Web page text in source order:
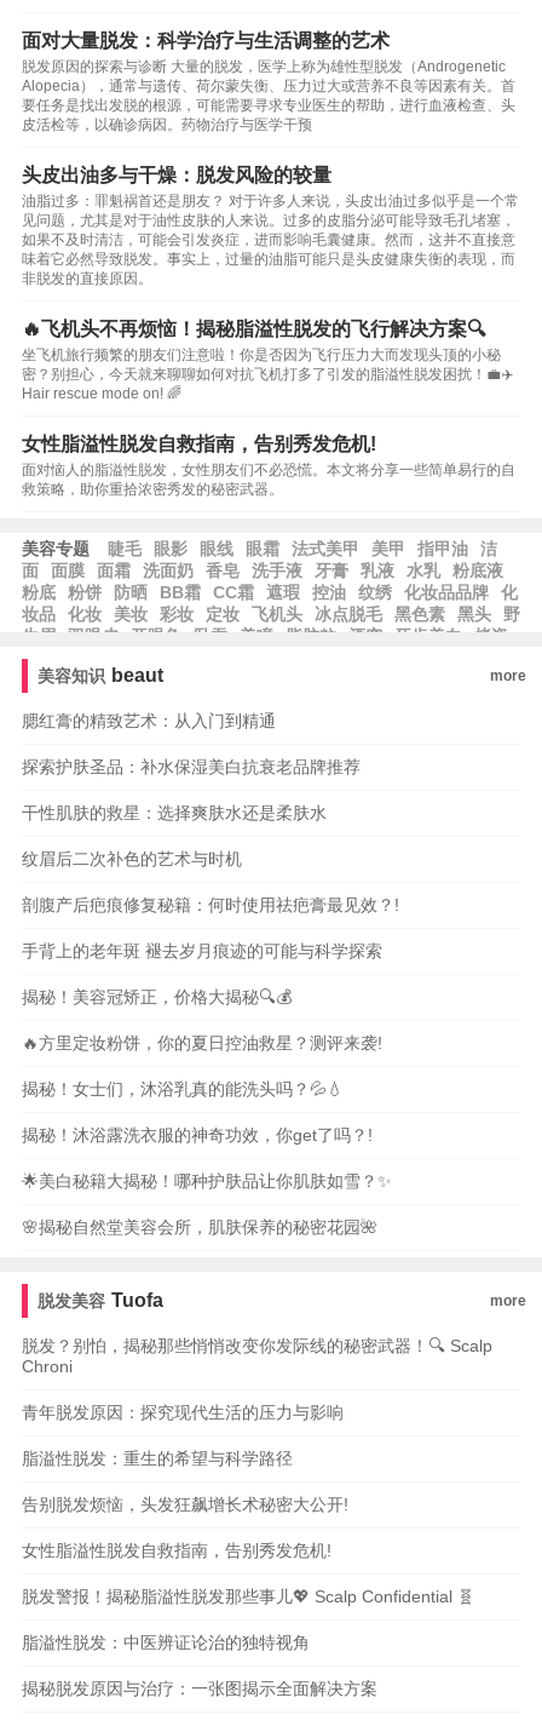
面对大量脱发：科学治疗与生活调整的艺术
脱发原因的探索与诊断 大量的脱发，医学上称为雄性型脱发（Androgenetic
Alopecia），通常与遗传、荷尔蒙失衡、压力过大或营养不良等因素有关。首
要任务是找出发脱的根源，可能需要寻求专业医生的帮助，进行血液检查、头
皮活检等，以确诊病因。药物治疗与医学干预
头皮出油多与干燥：脱发风险的较量
油脂过多：罪魁祸首还是朋友？ 对于许多人来说，头皮出油过多似乎是一个常
见问题，尤其是对于油性皮肤的人来说。过多的皮脂分泌可能导致毛孔堵塞，
如果不及时清洁，可能会引发炎症，进而影响毛囊健康。然而，这并不直接意
味着它必然导致脱发。事实上，过量的油脂可能只是头皮健康失衡的表现，而
非脱发的直接原因。
🔥飞机头不再烦恼！揭秘脂溢性脱发的飞行解决方案🔍
坐飞机旅行频繁的朋友们注意啦！你是否因为飞行压力大而发现头顶的小秘
密？别担心，今天就来聊聊如何对抗飞机打多了引发的脂溢性脱发困扰！💼✈️
Hair rescue mode on! 🌈
女性脂溢性脱发自救指南，告别秀发危机!
面对恼人的脂溢性脱发，女性朋友们不必恐慌。本文将分享一些简单易行的自
救策略，助你重拾浓密秀发的秘密武器。
美容专题 睫毛 眼影 眼线 眼霜 法式美甲 美甲 指甲油
洁
面
面膜 面霜 洗面奶 香皂 洗手液 牙膏 乳液 水乳
粉底液
粉底
粉饼 防晒 BB霜 CC霜 遮瑕 控油 纹绣 化妆品品牌
化
妆品
化妆 美妆 彩妆 定妆 飞机头 冰点脱毛 黑色素 黑头
野
生眉
双眼皮 开眼角 卧蚕 美瞳 脂肪粒 酒窝 牙齿美白
烤瓷
牙
美容知识 beaut more
腮红膏的精致艺术：从入门到精通
探索护肤圣品：补水保湿美白抗衰老品牌推荐
干性肌肤的救星：选择爽肤水还是柔肤水
纹眉后二次补色的艺术与时机
剖腹产后疤痕修复秘籍：何时使用祛疤膏最见效？!
手背上的老年斑 褪去岁月痕迹的可能与科学探索
揭秘！美容冠矫正，价格大揭秘🔍💰
🔥方里定妆粉饼，你的夏日控油救星？测评来袭!
揭秘！女士们，沐浴乳真的能洗头吗？💦💧
揭秘！沐浴露洗衣服的神奇功效，你get了吗？!
🌟美白秘籍大揭秘！哪种护肤品让你肌肤如雪？✨
🌸揭秘自然堂美容会所，肌肤保养的秘密花园🌺
脱发美容 Tuofa more
脱发？别怕，揭秘那些悄悄改变你发际线的秘密武器！🔍 Scalp
Chroni
青年脱发原因：探究现代生活的压力与影响
脂溢性脱发：重生的希望与科学路径
告别脱发烦恼，头发狂飙增长术秘密大公开!
女性脂溢性脱发自救指南，告别秀发危机!
脱发警报！揭秘脂溢性脱发那些事儿💖 Scalp Confidential 🧬
脂溢性脱发：中医辨证论治的独特视角
揭秘脱发原因与治疗：一张图揭示全面解决方案